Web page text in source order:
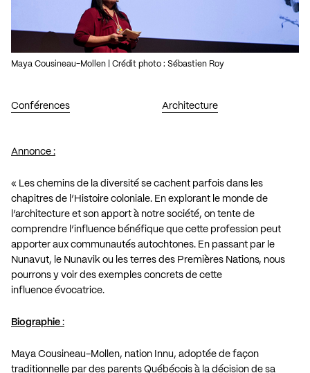
Conférences Architecture
Maya Cousineau-Mollen | Crédit photo : Sébastien Roy
Annonce :
« Les chemins de la diversité se cachent parfois dans les
chapitres de l’Histoire coloniale. En explorant le monde de
l’architecture et son apport à notre société, on tente de
comprendre l’influence bénéfique que cette profession peut
apporter aux communautés autochtones. En passant par le
Nunavut, le Nunavik ou les terres des Premières Nations, nous
pourrons y voir des exemples concrets de cette
influence évocatrice.
Biographie :
Maya Cousineau-Mollen, nation Innu, adoptée de façon
traditionnelle par des parents Québécois à la décision de sa